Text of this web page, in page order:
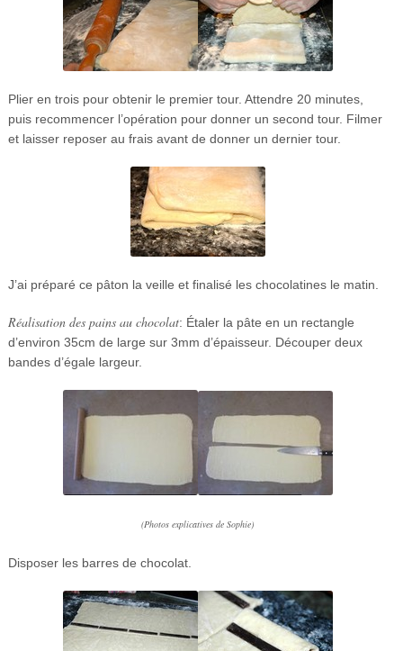
Plier en trois pour obtenir le premier tour. Attendre 20 minutes,
puis recommencer l’opération pour donner un second tour. Filmer
et laisser reposer au frais avant de donner un dernier tour.
J’ai préparé ce pâton la veille et finalisé les chocolatines le matin.
Réalisation des pains au chocolat: Étaler la pâte en un rectangle
d’environ 35cm de large sur 3mm d’épaisseur. Découper deux
bandes d’égale largeur.
(Photos explicatives de Sophie)
Disposer les barres de chocolat.